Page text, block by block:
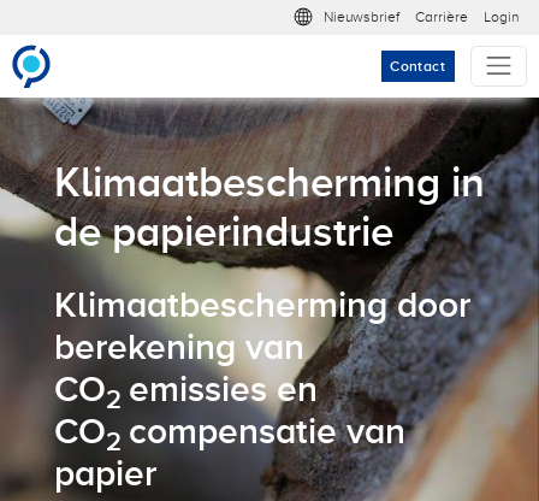
Meta nav
Nieuwsbrief Carrière Login
Contact
Klimaatbescherming in
de papierindustrie
Klimaatbescherming door
berekening van
CO2 emissies en
CO2 compensatie van
papier